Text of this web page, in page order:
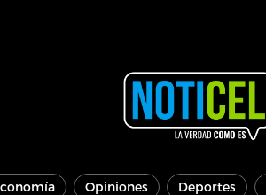
Opiniones Deportes